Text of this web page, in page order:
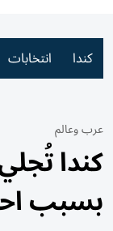
كندا انتخابات
عرب وعالم
كندا
بسبب